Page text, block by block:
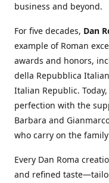
business and beyond.
For five decades, Dan
example of Roman
awards and honors,
della Repubblica
Italian Republic.
perfection with the
Barbara and
who carry on the
Every Dan Roma
and refined